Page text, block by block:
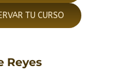
TU CURSO
Reyes